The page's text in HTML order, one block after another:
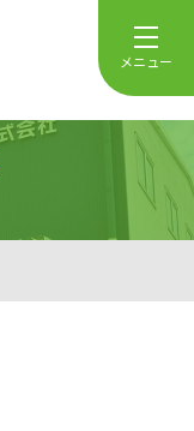
メニュー